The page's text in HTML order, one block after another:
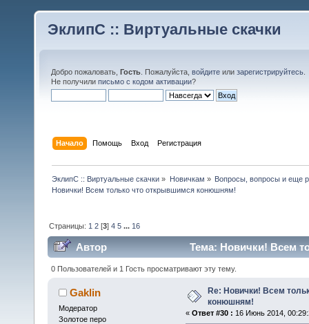
ЭклипС :: Виртуальные скачки
Добро пожаловать, Гость . Пожалуйста, войдите или зарегистрируйтесь
Не получили письмо с кодом активации?
Начало Помощь Вход Регистрация
ЭклипС :: Виртуальные скачки » Новичкам » Вопросы, вопросы и еще
Новички! Всем только что открывшимся конюшням!
Страницы: 1 2 [3]4 5 ... 16
Автор Тема: Новички! Всем
0 Пользователей и 1 Гость просматривают эту тему.
Gaklin
Модератор
Золотое перо
Re: Новички! Всем
конюшням!
« Ответ #30 : 16 Июнь 2014,